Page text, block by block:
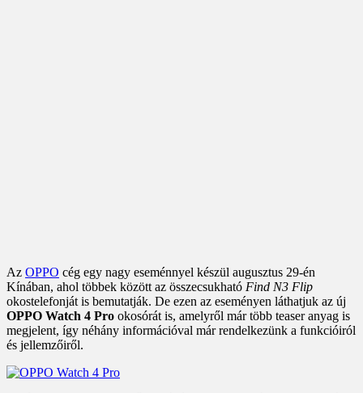
Az OPPO cég egy nagy eseménnyel készül augusztus 29-én
Kínában, ahol többek között az összecsukható Find N3 Flip
okostelefonját is bemutatják. De ezen az eseményen láthatjuk az új
OPPO Watch 4 Pro okosórát is, amelyről már több teaser anyag is
megjelent, így néhány információval már rendelkezünk a funkcióiról
és jellemzőiről.